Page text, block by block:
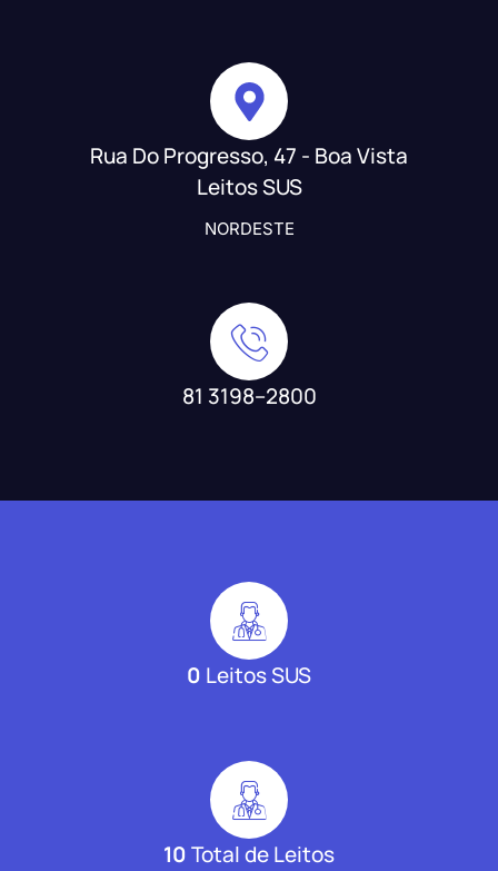
Rua Do Progresso, 47 - Boa Vista
Leitos SUS
NORDESTE
81 3198--2800
0 Leitos SUS
10Total de Leitos